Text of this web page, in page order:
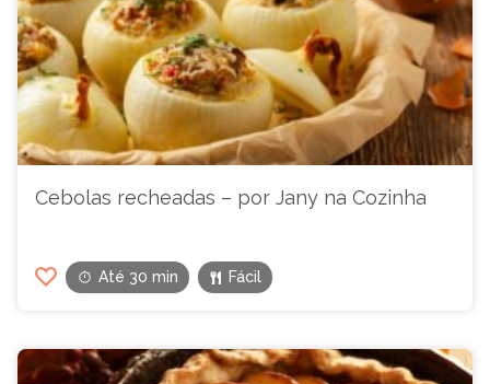
Cebolas recheadas – por Jany na Cozinha
Até 30 min Fácil